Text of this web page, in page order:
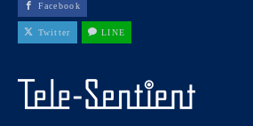
Facebook
Twitter LINE